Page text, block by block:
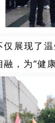
仅展现了
，为“健